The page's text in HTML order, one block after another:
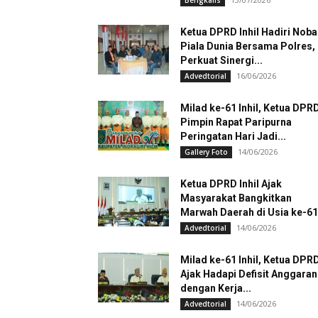
Ketua DPRD Inhil Hadiri
Piala Dunia Bersama Polres,
Perkuat Sinergi...
Advedtorial 16/06/2026
Milad ke-61 Inhil, Ketua
Pimpin Rapat Paripurna
Peringatan Hari Jadi...
Gallery Foto 14/06/2026
Ketua DPRD Inhil Ajak
Masyarakat Bangkitkan
Marwah Daerah di Usia ke-61
Advedtorial 14/06/2026
Milad ke-61 Inhil, Ketua
Ajak Hadapi Defisit Anggaran
dengan Kerja...
Advedtorial 14/06/2026